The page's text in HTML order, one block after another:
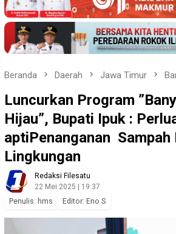
Beranda Daerah Jawa Timur
Luncurkan Program
Hijau”, Bupati Ipuk :
aptiPenanganan Sampah
Lingkungan
Redaksi Filesatu
22 Mei 2025 | 19:37
Penulis: hms Editor: Eno S